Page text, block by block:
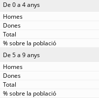
De 0 a 4 anys
De 5 a 9 anys